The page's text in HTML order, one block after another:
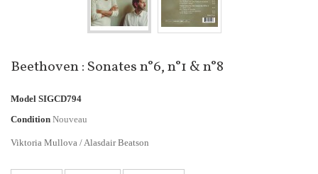
Beethoven : Sonates n°6, n°1 & n°8
Model SIGCD794
Condition Nouveau
Viktoria Mullova / Alasdair Beatson